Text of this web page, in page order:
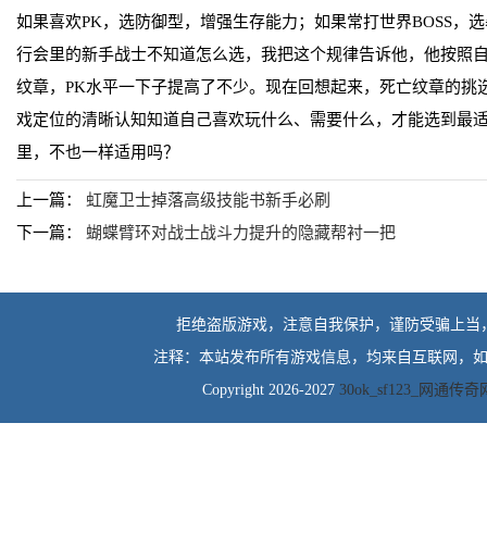
如果喜欢PK，选防御型，增强生存能力；如果常打世界BOSS，
行会里的新手战士不知道怎么选，我把这个规律告诉他，他按照
纹章，PK水平一下子提高了不少。现在回想起来，死亡纹章的挑
戏定位的清晰认知知道自己喜欢玩什么、需要什么，才能选到最
里，不也一样适用吗？
上一篇： 虹魔卫士掉落高级技能书新手必刷
下一篇： 蝴蝶臂环对战士战斗力提升的隐藏帮衬一把
拒绝盗版游戏，注意自我保护，谨防受骗上
注释：本站发布所有游戏信息，均来自互联网，
Copyright 2026-2027 30ok_sf123_网通传奇